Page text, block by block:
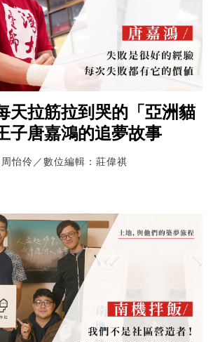
天拉筋拉到哭的「亞洲貓
子唐嘉鴻的追夢故事
怡伶／數位編輯：莊偉祺